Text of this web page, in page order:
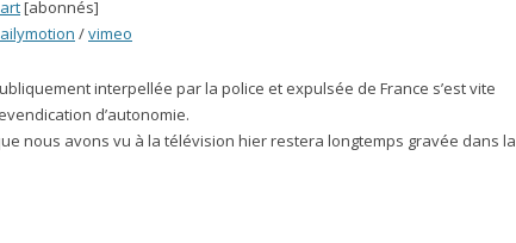
[abonnés]
/vimeo
interpellée par la police et expulsée de France s’est vite
d’autonomie.
nous avons vu à la télévision hier restera longtemps gravée dans la